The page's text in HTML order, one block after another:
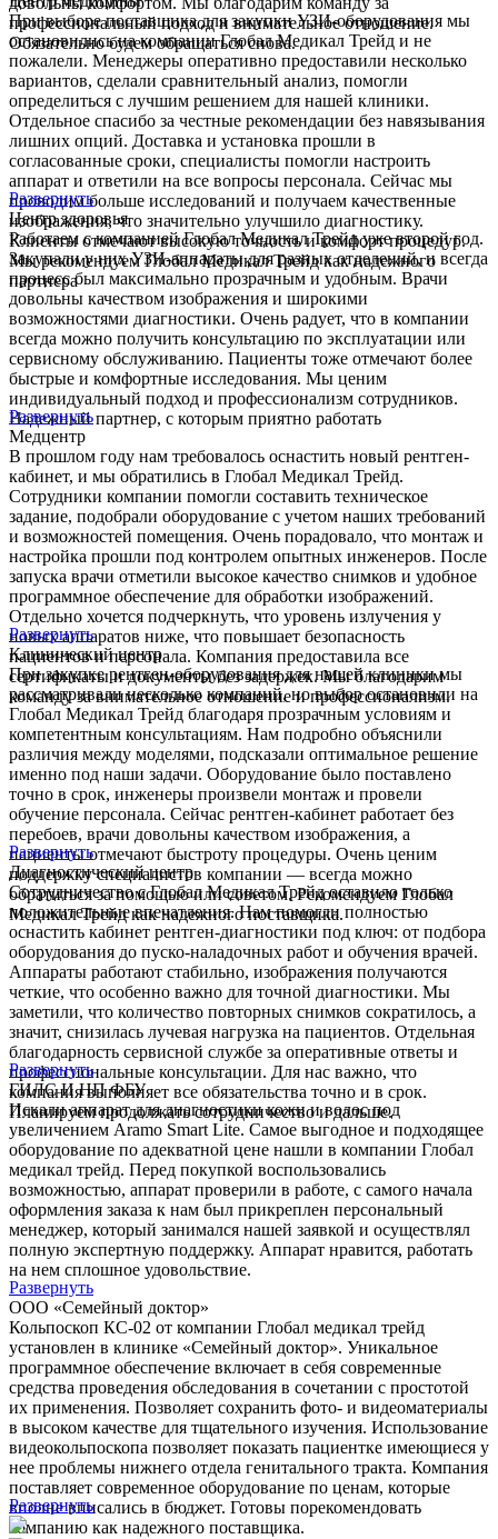
профессиональный подход и внимательное отношение.
Обязательно будем обращаться снова.
При выборе поставщика для закупки УЗИ-оборудования мы
остановились на компании Глобал Медикал Трейд и не
пожалели. Менеджеры оперативно предоставили несколько
вариантов, сделали сравнительный анализ, помогли
определиться с лучшим решением для нашей клиники.
Отдельное спасибо за честные рекомендации без навязывания
лишних опций. Доставка и установка прошли в
согласованные сроки, специалисты помогли настроить
аппарат и ответили на все вопросы персонала. Сейчас мы
проводим больше исследований и получаем качественные
изображения, что значительно улучшило диагностику.
Клиенты отмечают высокую точность и комфорт процедур.
Мы рекомендуем Глобал Медикал Трейд как надежного
партнера
Развернуть
Центр здоровья
Работаем с компанией Глобал Медикал Трейд уже второй год.
Закупали у них УЗИ-аппараты для разных отделений, и всегда
процесс был максимально прозрачным и удобным. Врачи
довольны качеством изображения и широкими
возможностями диагностики. Очень радует, что в компании
всегда можно получить консультацию по эксплуатации или
сервисному обслуживанию. Пациенты тоже отмечают более
быстрые и комфортные исследования. Мы ценим
индивидуальный подход и профессионализм сотрудников.
Надежный партнер, с которым приятно работать
Развернуть
Медцентр
В прошлом году нам требовалось оснастить новый рентген-
кабинет, и мы обратились в Глобал Медикал Трейд.
Сотрудники компании помогли составить техническое
задание, подобрали оборудование с учетом наших требований
и возможностей помещения. Очень порадовало, что монтаж и
настройка прошли под контролем опытных инженеров. После
запуска врачи отметили высокое качество снимков и удобное
программное обеспечение для обработки изображений.
Отдельно хочется подчеркнуть, что уровень излучения у
новых аппаратов ниже, что повышает безопасность
пациентов и персонала. Компания предоставила все
сертификаты и документы без задержек. Мы благодарим
команду за внимательное отношение и профессионализм.
Развернуть
Клинический центр
При закупке рентген-оборудования для нашей клиники мы
рассматривали несколько компаний, но выбор остановили на
Глобал Медикал Трейд благодаря прозрачным условиям и
компетентным консультациям. Нам подробно объяснили
различия между моделями, подсказали оптимальное решение
именно под наши задачи. Оборудование было поставлено
точно в срок, инженеры произвели монтаж и провели
обучение персонала. Сейчас рентген-кабинет работает без
перебоев, врачи довольны качеством изображения, а
пациенты отмечают быстроту процедуры. Очень ценим
поддержку специалистов компании — всегда можно
обратиться за помощью или советом. Рекомендуем Глобал
Медикал Трейд как надежного поставщика.
Развернуть
Диагностический центр
Сотрудничество с Глобал Медикал Трейд оставило только
положительные впечатления. Нам помогли полностью
оснастить кабинет рентген-диагностики под ключ: от подбора
оборудования до пуско-наладочных работ и обучения врачей.
Аппараты работают стабильно, изображения получаются
четкие, что особенно важно для точной диагностики. Мы
заметили, что количество повторных снимков сократилось, а
значит, снизилась лучевая нагрузка на пациентов. Отдельная
благодарность сервисной службе за оперативные ответы и
профессиональные консультации. Для нас важно, что
компания выполняет все обязательства точно и в срок.
Планируем продолжать сотрудничество и дальше.
Развернуть
ГИЛС И НП ФБУ
Искали аппарат для диагностики кожи и волос под
увеличением Aramo Smart Lite. Самое выгодное и подходящее
оборудование по адекватной цене нашли в компании Глобал
медикал трейд. Перед покупкой воспользовались
возможностью, аппарат проверили в работе, с самого начала
оформления заказа к нам был прикреплен персональный
менеджер, который занимался нашей заявкой и осуществлял
полную экспертную поддержку. Аппарат нравится, работать
на нем сплошное удовольствие.
Развернуть
ООО «Семейный доктор»
Кольпоскоп КС-02 от компании Глобал медикал трейд
установлен в клинике «Семейный доктор». Уникальное
программное обеспечение включает в себя современные
средства проведения обследования в сочетании с простотой
их применения. Позволяет сохранить фото- и видеоматериалы
в высоком качестве для тщательного изучения. Использование
видеокольпоскопа позволяет показать пациентке имеющиеся у
нее проблемы нижнего отдела генитального тракта. Компания
поставляет современное оборудование по ценам, которые
вполне вписались в бюджет. Готовы порекомендовать
компанию как надежного поставщика.
Развернуть